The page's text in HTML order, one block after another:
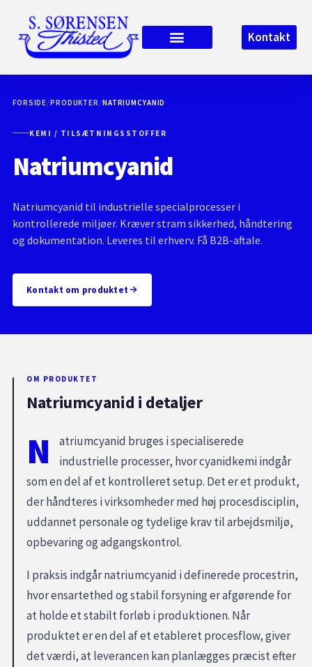
Kontakt
FORSIDE/PRODUKTER /NATRIUMCYANID
KEMI / TILSÆTNINGSSTOFFER
Natriumcyanid
Natriumcyanid til industrielle specialprocesser i
kontrollerede miljøer. Kræver stram sikkerhed, håndtering
og dokumentation. Leveres til erhverv. Få B2B-aftale.
Kontakt om produktet
OM PRODUKTET
Natriumcyanid i detaljer
N
atriumcyanid bruges i specialiserede
industrielle processer, hvor cyanidkemi indgår
som en del af et kontrolleret setup. Det er et produkt,
der håndteres i virksomheder med høj procesdisciplin,
uddannet personale og tydelige krav til arbejdsmiljø,
opbevaring og adgangskontrol.
I praksis indgår natriumcyanid i definerede procestrin,
hvor ensartethed og stabil forsyning er afgørende for
at holde et stabilt forløb i produktionen. Når
produktet er en del af et etableret procesflow, giver
det værdi, at leverancen kan planlægges præcist efter